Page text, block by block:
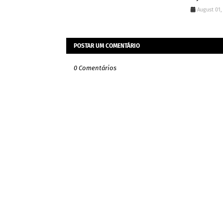
August 01,
POSTAR UM COMENTÁRIO
0 Comentários